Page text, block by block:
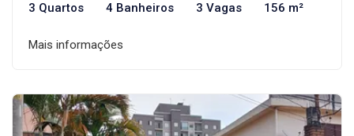
3 Quartos 4 Banheiros 3 Vagas 156 m²
Mais informações